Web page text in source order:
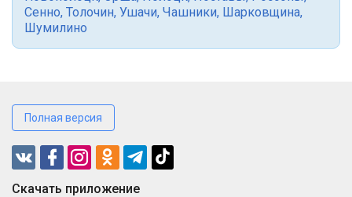
Сенно, Толочин, Ушачи, Чашники, Шарковщина,
Шумилино
Полная версия
Cкачать приложение